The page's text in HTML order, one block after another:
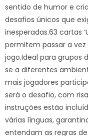
sentido de humor e
desafios únicos que
inesperadas.63 cartas
permitem passar a
jogo.Ideal para grupos
se a diferentes
mais jogadores
será o desafio, com
instruções estão
várias línguas,
entendam as regras